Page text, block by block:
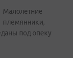
Малолетние
племянники,
под опеку